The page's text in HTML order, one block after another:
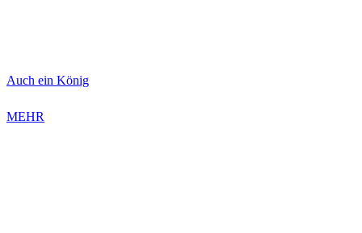
Auch ein König
MEHR